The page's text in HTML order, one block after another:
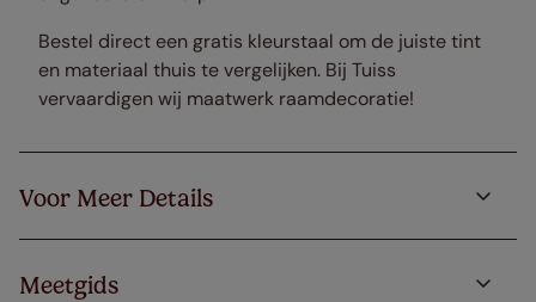
Bestel direct een gratis kleurstaal om de juiste tint
en materiaal thuis te vergelijken. Bij Tuiss
vervaardigen wij maatwerk raamdecoratie!
Voor Meer Details
Meetgids